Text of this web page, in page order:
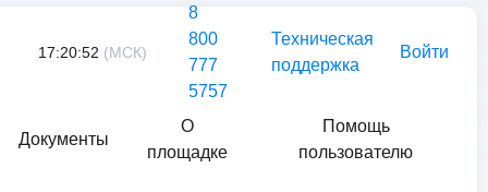
17:20:52 (МСК)
8
800
777
5757
Техническая
поддержка
Войти
Документы
О
площадке
Помощь
пользователю